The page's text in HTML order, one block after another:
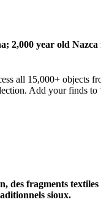
2,000 year old
all 15,000+ objects
Add your finds to
fragments
sioux.